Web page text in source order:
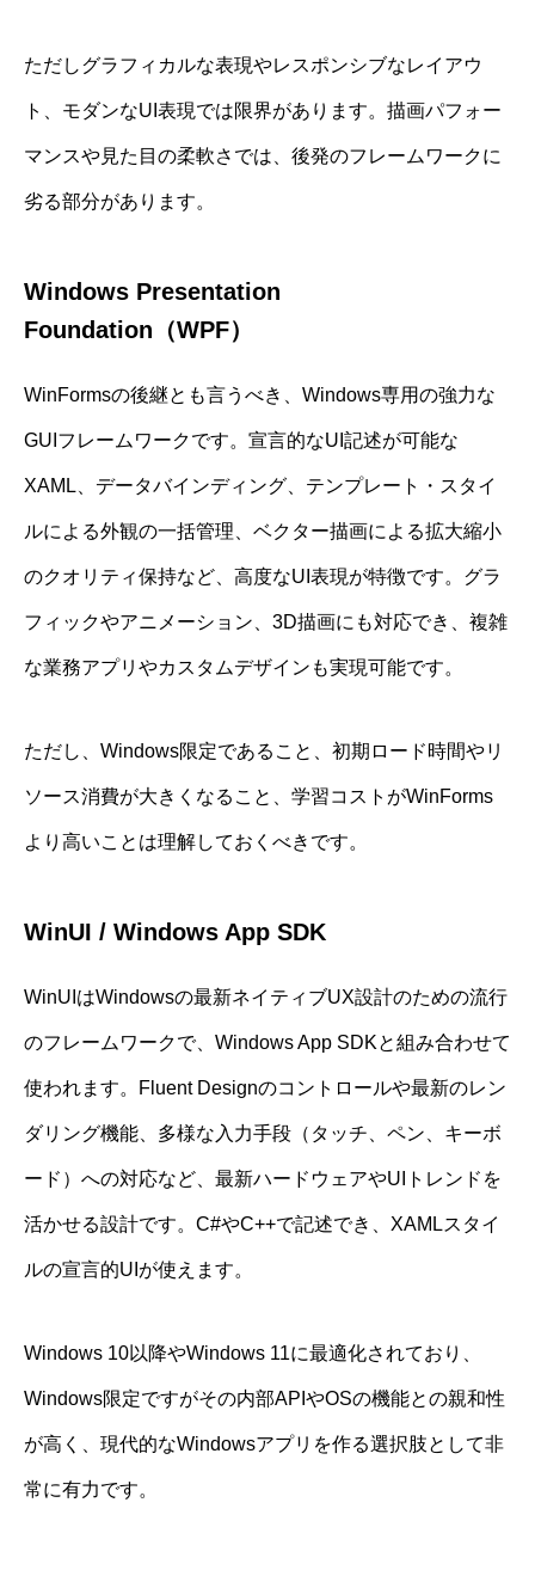
ただしグラフィカルな表現やレスポンシブなレイアウ
ト、モダンなUI表現では限界があります。描画パフォー
マンスや見た目の柔軟さでは、後発のフレームワークに
劣る部分があります。
Windows Presentation
Foundation（WPF）
WinFormsの後継とも言うべき、Windows専用の強力な
GUIフレームワークです。宣言的なUI記述が可能な
XAML、データバインディング、テンプレート・スタイ
ルによる外観の一括管理、ベクター描画による拡大縮小
のクオリティ保持など、高度なUI表現が特徴です。グラ
フィックやアニメーション、3D描画にも対応でき、複雑
な業務アプリやカスタムデザインも実現可能です。
ただし、Windows限定であること、初期ロード時間やリ
ソース消費が大きくなること、学習コストがWinForms
より高いことは理解しておくべきです。
WinUI / Windows App SDK
WinUIはWindowsの最新ネイティブUX設計のための流行
のフレームワークで、Windows App SDKと組み合わせて
使われます。Fluent Designのコントロールや最新のレン
ダリング機能、多様な入力手段（タッチ、ペン、キーボ
ード）への対応など、最新ハードウェアやUIトレンドを
活かせる設計です。C#やC++で記述でき、XAMLスタイ
ルの宣言的UIが使えます。
Windows 10以降やWindows 11に最適化されており、
Windows限定ですがその内部APIやOSの機能との親和性
が高く、現代的なWindowsアプリを作る選択肢として非
常に有力です。